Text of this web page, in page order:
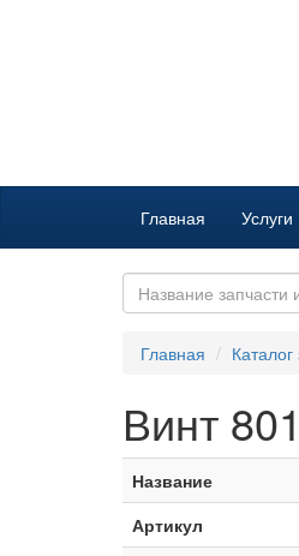
Главная Услуги
Главная Каталог
Винт
Название
Артикул